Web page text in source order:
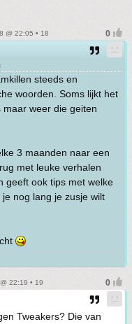
@ 22:05 • 18
steeds en
woorden. Soms lijkt het
weer die geiten
3 maanden naar een
met leuke verhalen
geeft ook tips met welke
nog lang je zusje wilt
22:19 • 19
Tweakers? Die van